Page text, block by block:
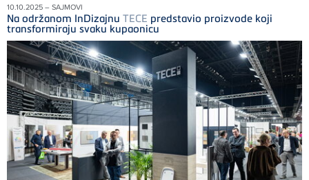
10.10.2025 – SAJMOVI
Na održanom InDizajnu TECE predstavio proizvode koji
transformiraju svaku kupaonicu